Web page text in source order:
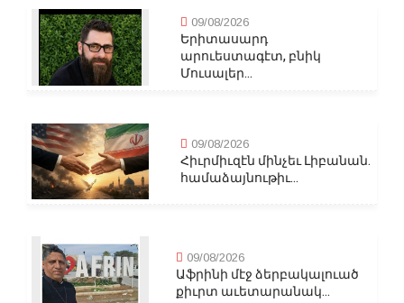
09/08/2026
Երիտասարդ
արուեստագէտ, բնիկ
Մուսալեր...
09/08/2026
Հիւրմիւզէն մինչեւ Լիբանան.
համաձայնութիւ...
09/08/2026
Աֆրինի մէջ ձերբակալուած
քիւրտ աւետարանակ...